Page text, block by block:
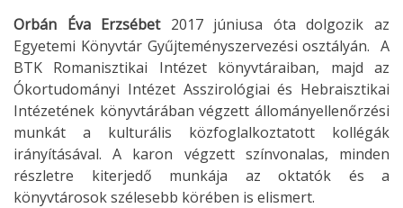
Orbán Éva Erzsébet2017 júniusa óta dolgozik az
Egyetemi Könyvtár Gyűjteményszervezési osztályán. A
BTK Romanisztikai Intézet könyvtáraiban, majd az
Ókortudományi Intézet Asszirológiai és Hebraisztikai
Intézetének könyvtárában végzett állományellenőrzési
munkát a kulturális közfoglalkoztatott kollégák
irányításával. A karon végzett színvonalas, minden
részletre kiterjedő munkája az oktatók és a
könyvtárosok szélesebb körében is elismert.